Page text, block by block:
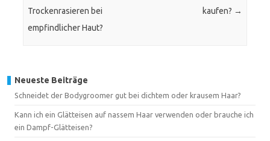
Trockenrasieren bei
empfindlicher Haut?
kaufen? →
Neueste Beiträge
Schneidet der Bodygroomer gut bei dichtem oder krausem Haar?
Kann ich ein Glätteisen auf nassem Haar verwenden oder brauche ich
ein Dampf-Glätteisen?